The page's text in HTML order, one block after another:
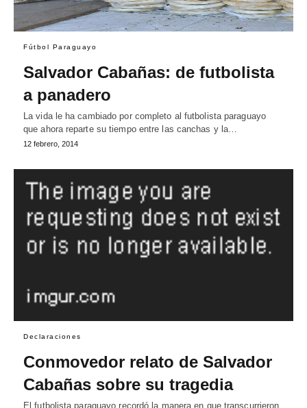
Fútbol Paraguayo
Salvador Cabañas: de futbolista
a panadero
La vida le ha cambiado por completo al futbolista paraguayo
que ahora reparte su tiempo entre las canchas y la…
12 febrero, 2014
Declaraciones
Conmovedor relato de Salvador
Cabañas sobre su tragedia
El futbolista paraguayo recordó la manera en que transcurrieron